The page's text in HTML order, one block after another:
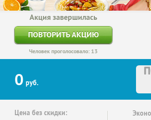
Акция завершилась
ПОВТОРИТЬ АКЦИЮ
Человек проголосовало: 13
0 руб.
Цена без скидки: